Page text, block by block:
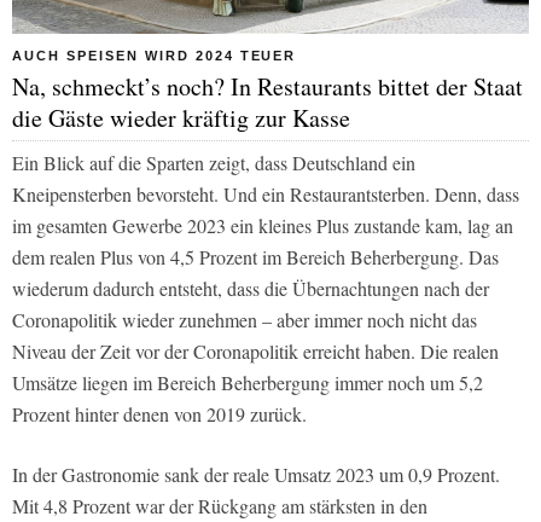
AUCH SPEISEN WIRD 2024 TEUER
Na, schmeckt’s noch? In Restaurants bittet der Staat
die Gäste wieder kräftig zur Kasse
Ein Blick auf die Sparten zeigt, dass Deutschland ein
Kneipensterben bevorsteht. Und ein Restaurantsterben. Denn, dass
im gesamten Gewerbe 2023 ein kleines Plus zustande kam, lag an
dem realen Plus von 4,5 Prozent im Bereich Beherbergung. Das
wiederum dadurch entsteht, dass die Übernachtungen nach der
Coronapolitik wieder zunehmen – aber immer noch nicht das
Niveau der Zeit vor der Coronapolitik erreicht haben. Die realen
Umsätze liegen im Bereich Beherbergung immer noch um 5,2
Prozent hinter denen von 2019 zurück.
In der Gastronomie sank der reale Umsatz 2023 um 0,9 Prozent.
Mit 4,8 Prozent war der Rückgang am stärksten in den